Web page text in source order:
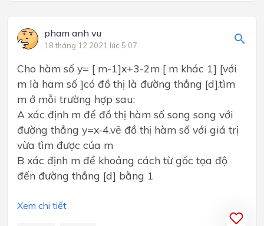
pham anh vu
18 tháng 12 2021 lúc 5:07
Cho hàm số y= [ m-1]x+3-2m [ m khác 1] [với
m là ham số ]có đồ thị là đường thẳng [d].tìm
m ở mỗi trường hợp sau:
A xác định m để đồ thị hàm số song song với
đường thẳng y=x-4.vẽ đồ thị hàm số với giá trị
vừa tìm được của m
B xác định m để khoảng cách từ gốc tọa độ
đến đường thẳng [d] bằng 1
Xem chi tiết